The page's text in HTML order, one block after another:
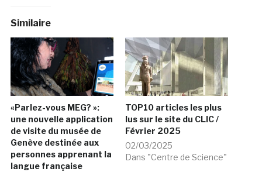
Similaire
«Parlez-vous MEG? »:
une nouvelle application
de visite du musée de
Genève destinée aux
personnes apprenant la
langue française
TOP10 articles les plus
lus sur le site du CLIC /
Février 2025
02/03/2025
Dans "Centre de Science"